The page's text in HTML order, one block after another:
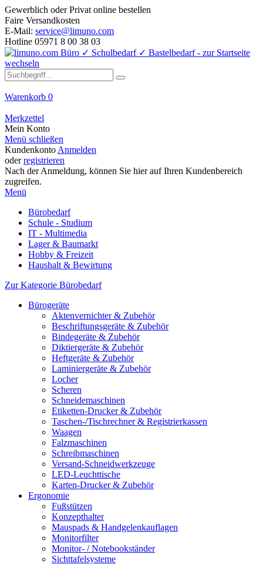
Gewerblich oder Privat online bestellen
Faire Versandkosten
E-Mail: service@limuno.com
Hotline 05971 8 00 38 03
Warenkorb 0
Merkzettel
Mein Konto
Menü schließen
Kundenkonto Anmelden
oderregistrieren
Nach der Anmeldung, können Sie hier auf Ihren Kundenbereich
zugreifen.
Menü
Bürobedarf
Schule - Studium
IT - Multimedia
Lager & Baumarkt
Hobby & Freizeit
Haushalt & Bewirtung
Zur Kategorie Bürobedarf
Bürogeräte
Aktenvernichter & Zubehör
Beschriftungsgeräte & Zubehör
Bindegeräte & Zubehör
Diktiergeräte & Zubehör
Heftgeräte & Zubehör
Laminiergeräte & Zubehör
Locher
Scheren
Schneidemaschinen
Etiketten-Drucker & Zubehör
Taschen-/Tischrechner & Registrierkassen
Waagen
Falzmaschinen
Schreibmaschinen
Versand-Schneidwerkzeuge
LED-Leuchttische
Karten-Drucker & Zubehör
Ergonomie
Fußstützen
Konzepthalter
Mauspads & Handgelenkauflagen
Monitorfilter
Monitor- / Notebookständer
Sichttafelsysteme